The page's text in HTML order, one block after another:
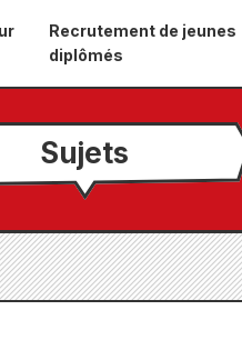
Recrutement de jeunes
diplômés
Sujets